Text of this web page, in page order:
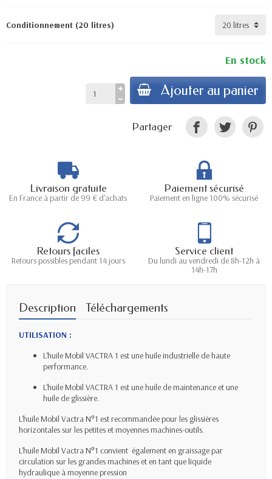
Conditionnement (20 litres)
En stock
Ajouter au panier
Partager
Livraison gratuite
En France à partir de 99 € d'achats
Paiement sécurisé
Paiement en ligne 100% sécurisé
Retours faciles
Retours possibles pendant 14 jours
Service client
Du lundi au vendredi de 8h-12h à
14h-17h
Description Téléchargements
UTILISATION :
L'huile Mobil VACTRA 1 est une huile industrielle de haute
performance.
L'huile Mobil VACTRA 1 est une huile de maintenance et une
huile de glissière.
L'huile Mobil Vactra N°1 est recommandée pour les glissières
horizontales sur les petites et moyennes machines-outils.
L'huile Mobil Vactra N°1 convient également en graissage par
circulation sur les grandes machines et en tant que liquide
hydraulique à moyenne pression